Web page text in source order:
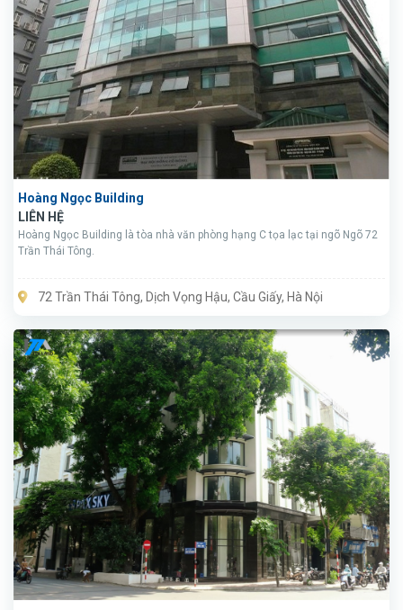
Hoàng Ngọc Building
LIÊN HỆ
Hoàng Ngọc Building là tòa nhà văn phòng hạng C tọa lạc tại ngõ Ngõ 72
Trần Thái Tông.
72 Trần Thái Tông, Dịch Vọng Hậu, Cầu Giấy, Hà Nội